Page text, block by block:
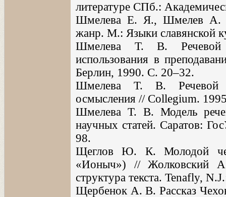
литературе СПб.:
Шмелева Е. Я., Шмелев А.
жанр. М.: Языки славянской
Шмелева Т. В. Речевой
использования в
Берлин, 1990. С. 20–32.
Шмелева Т. В. Речевой
осмысления // Collegium.
Шмелева Т. В. Модель
научных статей. Саратов:
98.
Щеглов Ю. К. Молодой
«Ионыч») //
структура текста. Tenafly,
Щербенок А. В. Рассказ